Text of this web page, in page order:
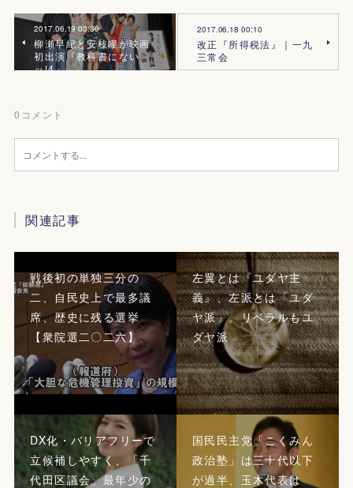
2017.06.19 03:30
柳瀬早紀と安枝瞳が映画
初出演『教科書にない
ッ!4』
2017.06.18 00:10
改正『所得税法』｜一九
三常会
0 コメント
関連記事
戦後初の単独三分の
二、自民史上で最多議
席、歴史に残る選挙
【衆院選二〇二六】
左翼とは『ユダヤ主
義』、左派とは「ユダ
ヤ派」。リベラルもユ
ダヤ派
DX化・バリアフリーで
立候補しやすく、「千
代田区議会」最年少の
国民民主党「こくみん
政治塾」は三十代以下
が過半、玉木代表は